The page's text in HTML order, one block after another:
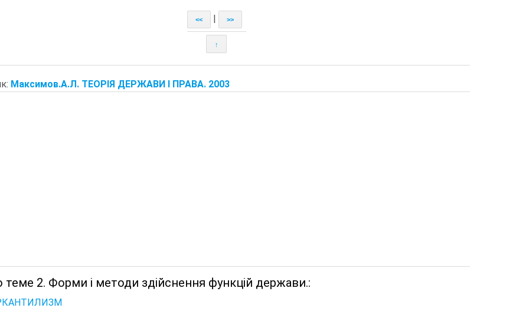
<< >>
↑
Максимов.А.Л. ТЕОРІЯ ДЕРЖАВИ І ПРАВА. 2003
теме 2. Форми і методи здійснення функцій держави.: